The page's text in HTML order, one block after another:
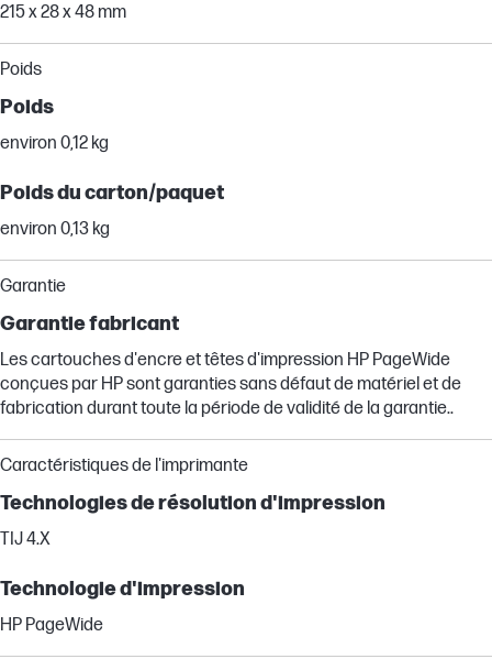
215 x 28 x 48 mm
Poids
Poids
environ 0,12 kg
Poids du carton/paquet
environ 0,13 kg
Garantie
Garantie fabricant
Les cartouches d'encre et têtes d'impression HP PageWide
conçues par HP sont garanties sans défaut de matériel et de
fabrication durant toute la période de validité de la garantie..
Caractéristiques de l'imprimante
Technologies de résolution d'impression
TIJ 4.X
Technologie d'impression
HP PageWide